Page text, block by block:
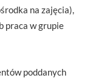
na zajęcia),
praca w grupie
poddanych